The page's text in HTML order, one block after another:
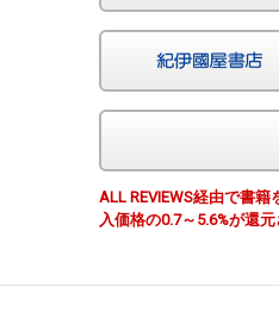
ALL REVIEWS経由で書
入価格の0.7～5.6%が還